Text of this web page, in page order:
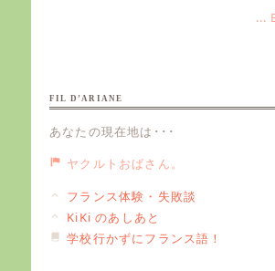
...
FIL D’ARIANE
あなたの現在地は･･･
ヤクルトおばさん。
フランス体験・失敗談
KiKi のあしあと
学校行かずにフランス語！